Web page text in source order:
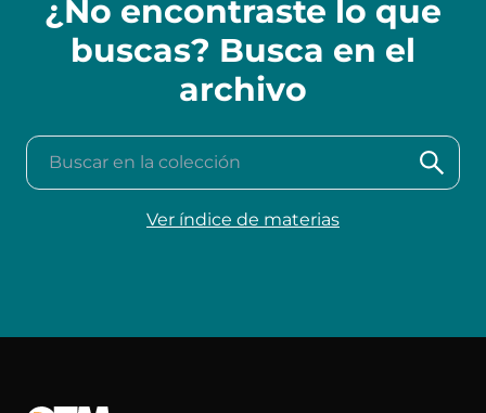
¿No encontraste lo que
buscas? Busca en el
archivo
Buscar en la colección
Ver índice de materias